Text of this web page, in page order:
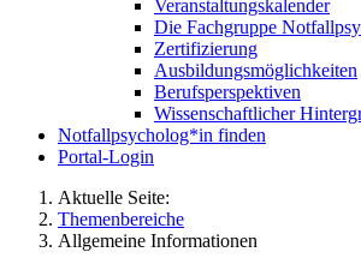
Veranstaltungskalender
Die Fachgruppe
Zertifizierung
Ausbildungsmöglichkeiten
Berufsperspektiven
Wissenschaftlicher
Notfallpsycholog*in finden
Portal-Login
Aktuelle Seite:
Themenbereiche
Allgemeine Informationen